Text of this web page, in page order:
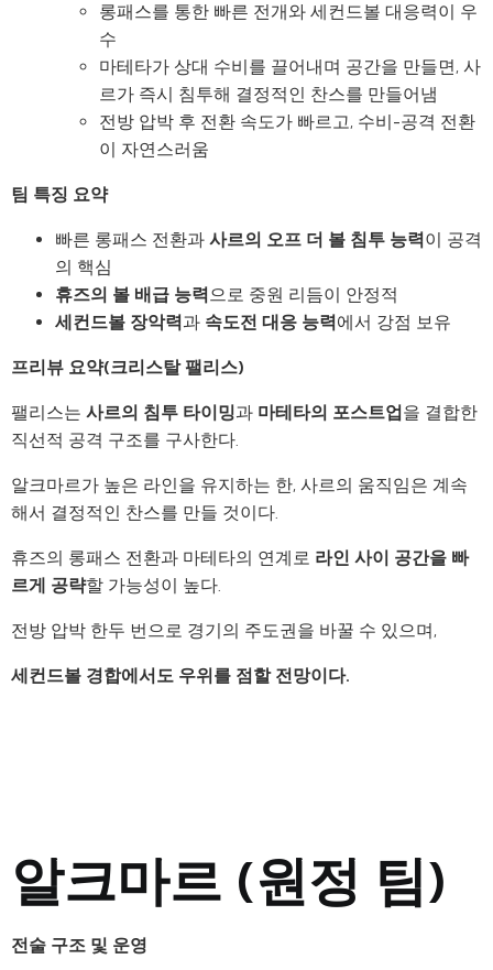
롱패스를 통한 빠른 전개와 세컨드볼 대응력이 우
수
마테타가 상대 수비를 끌어내며 공간을 만들면, 사
르가 즉시 침투해 결정적인 찬스를 만들어냄
전방 압박 후 전환 속도가 빠르고, 수비-공격 전환
이 자연스러움
팀 특징 요약
빠른 롱패스 전환과 사르의 오프 더 볼 침투 능력이 공격
의 핵심
휴즈의 볼 배급 능력 으로 중원 리듬이 안정적
세컨드볼 장악력과 속도전 대응 능력에서 강점 보유
프리뷰 요약(크리스탈 팰리스)
팰리스는 사르의 침투 타이밍과 마테타의 포스트업을 결합한
직선적 공격 구조를 구사한다.
알크마르가 높은 라인을 유지하는 한, 사르의 움직임은 계속
해서 결정적인 찬스를 만들 것이다.
휴즈의 롱패스 전환과 마테타의 연계로 라인 사이 공간을 빠
르게 공략할 가능성이 높다.
전방 압박 한두 번으로 경기의 주도권을 바꿀 수 있으며,
세컨드볼 경합에서도 우위를 점할 전망이다.
알크마르 (원정 팀)
전술 구조 및 운영